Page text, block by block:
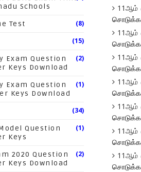
Schools
Test (8)
(15)
Exam Question
Keys Download
(2)
Exam Question
Keys Download
(1)
(34)
Question
Keys
(1)
2020 Question
Keys Download
(2)
11ஆம்
11ஆம்
11ஆம்
11ஆம்
11ஆம்
11ஆம்
11ஆம்